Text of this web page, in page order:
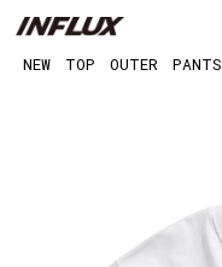
NEW TOP OUTER PANTS